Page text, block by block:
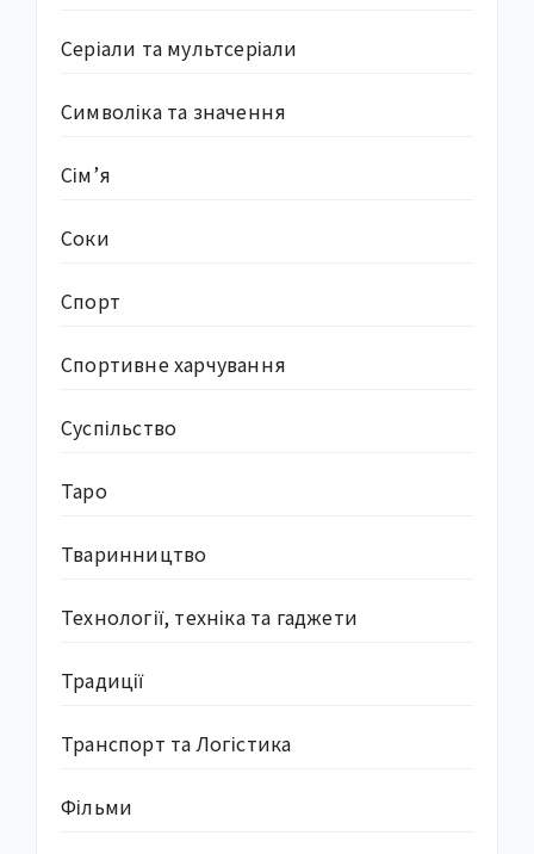
Серіали та мультсеріали
Символіка та значення
Сім’я
Соки
Спорт
Спортивне харчування
Суcпільство
Таро
Тваринництво
Технології, техніка та гаджети
Традиції
Транспорт та Логістика
Фільми